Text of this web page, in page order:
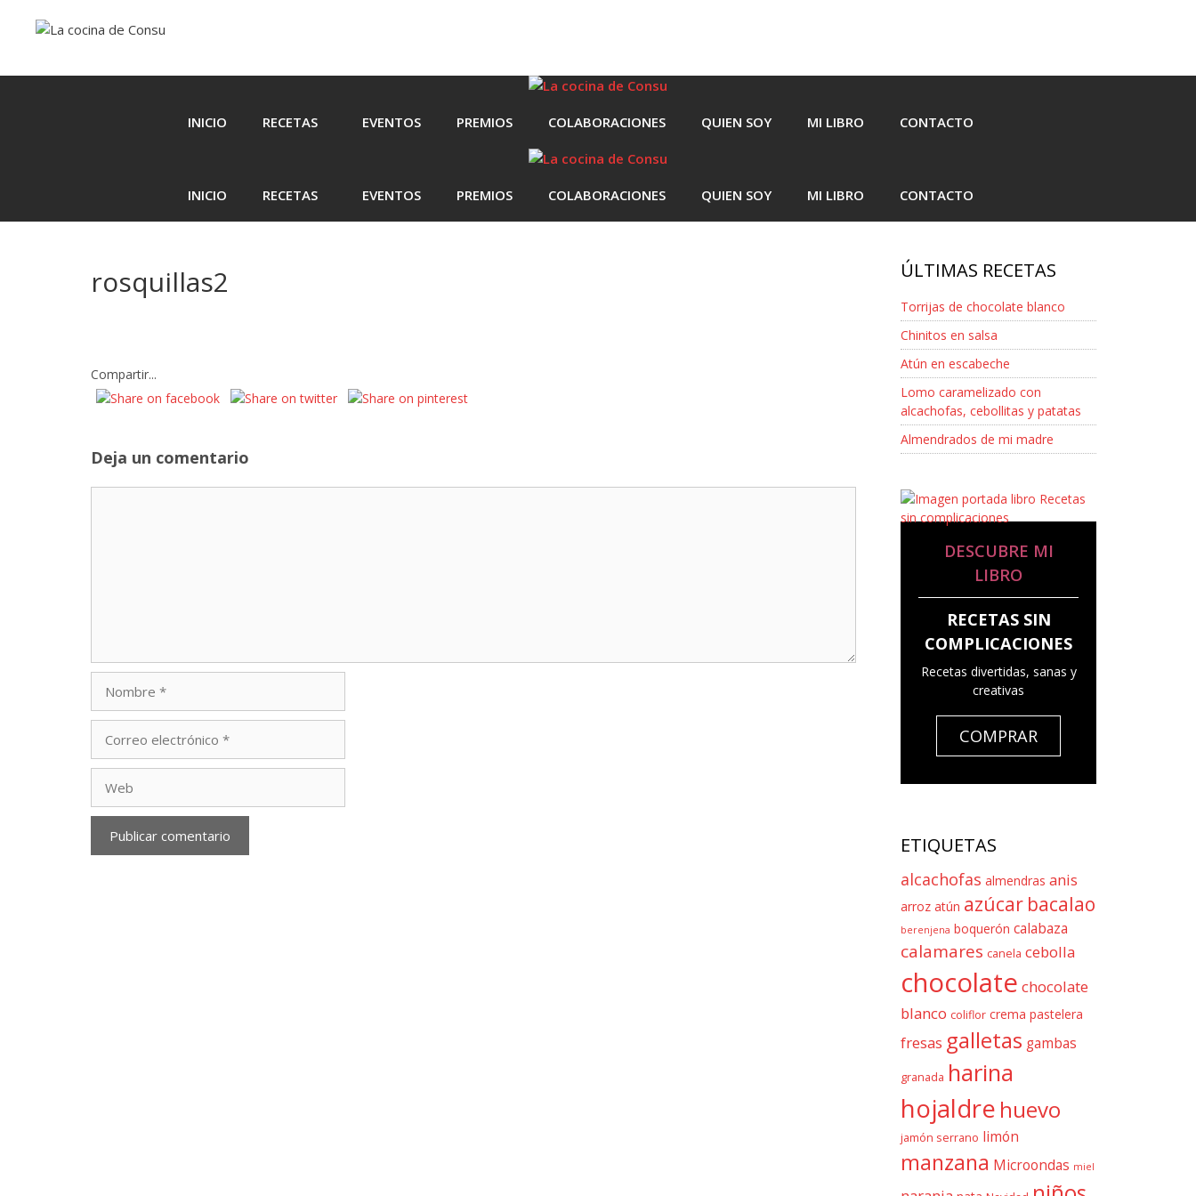
INICIO RECETAS EVENTOS PREMIOS COLABORACIONES QUIEN SOY MI LIBRO CONTACTO
INICIO RECETAS EVENTOS PREMIOS COLABORACIONES QUIEN SOY MI LIBRO CONTACTO
rosquillas2
Compartir...
Deja un comentario
electrónico
ÚLTIMAS RECETAS
Torrijas de chocolate blanco
Chinitos en salsa
Atún en escabeche
Lomo caramelizado con
alcachofas, cebollitas y patatas
Almendrados de mi madre
DESCUBRE MI
LIBRO
RECETAS SIN
COMPLICACIONES
Recetas divertidas, sanas y
creativas
COMPRAR
ETIQUETAS
alcachofas almendras anis
arroz atún azúcar bacalao
berenjena boquerón calabaza
calamares canela cebolla
chocolate chocolate
blanco coliflor crema pastelera
fresas galletas gambas
granada harina
hojaldre huevo
jamón serrano limón
manzana Microondas miel